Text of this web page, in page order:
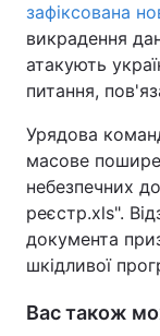
зафіксована
викрадення
атакують
питання,
Урядова
масове
небезпечних
реєстр.xls".
документа
шкідливої
Вас також